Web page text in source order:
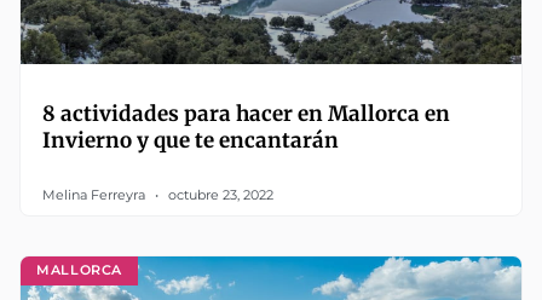
8 actividades para hacer en Mallorca en
Invierno y que te encantarán
Melina Ferreyra octubre 23, 2022
MALLORCA